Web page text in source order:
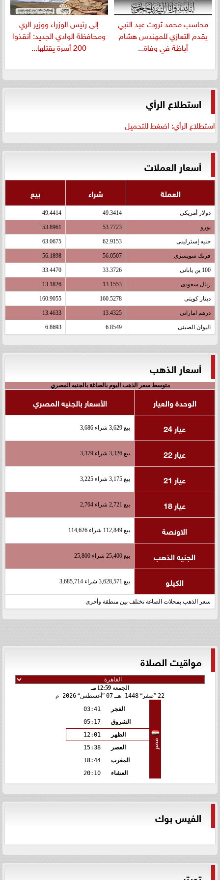
​محاسب محمد ثروت عبد النبي
يقدم التعازي للمهندس هشام
أباظة في وفاة...
إلى رئيس الوزراء ووزير الري
ومحافظة الوادي الجديد: أنقذوا
200 أسرة يقتلها...
استطلاع الرأي
استطلاع الرأي: اضغط للتحميل
أسعار العملات
العملة شراء بيع
دولار أمريكى 49.3414
49.4414
يورو 53.7723
53.8961
جنيه إسترلينى 62.9153
63.0675
فرنك سويسرى 56.0507
56.1898
100 ين يابانى 33.3726
33.4470
ريال سعودى 13.1553
13.1826
دينار كويتى 160.5278
160.9055
درهم اماراتى 13.4325
13.4633
اليوان الصينى 6.8549
6.8693
أسعار الذهب
متوسط سعر الذهب اليوم بالصاغة بالجنيه المصري
الوحدة والعيار
الأسعار بالجنيه المصري
عيار 24
بيع 3,629 شراء 3,686
عيار 22 بيع 3,326 شراء 3,379
عيار 21 بيع 3,175 شراء 3,225
عيار 18 بيع 2,721 شراء 2,764
الاونصة بيع 112,849 شراء 114,626
الجنيه الذهب بيع 25,400 شراء 25,800
الكيلو بيع 3,628,571 شراء 3,685,714
سعر الذهب بمحلات الصاغة تختلف بين منطقة وأخرى
مواقيت الصلاة
الجمعة 12:59 مـ
22 صفر 1448 هـ 07 أغسطس 2026 م
مصر
الفجر
03:41
الشروق
05:17
الظهر
12:01
العصر
15:38
المغرب
18:44
العشاء
20:10
الفيس بوك